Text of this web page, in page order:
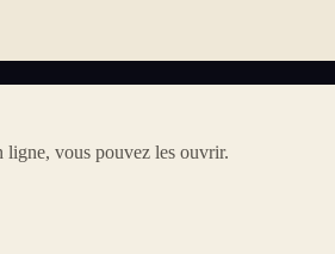
ligne, vous pouvez les ouvrir.